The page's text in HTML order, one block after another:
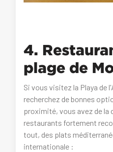
4.
plage de
Si vous visitez la Playa de
recherchez de bonnes
proximité, vous avez de la
restaurants fortement
tout, des plats
internationale :